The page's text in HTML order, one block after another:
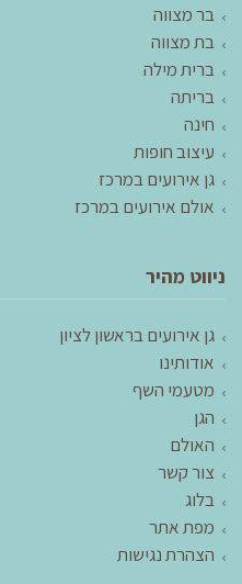
בר מצווה
בת מצווה
ברית מילה
בריתה
חינה
עיצוב חופות
גן אירועים במרכז
אולם אירועים במרכז
ניווט מהיר
גן אירועים בראשון לציון
אודותינו
מטעמי השף
הגן
האולם
צור קשר
בלוג
מפת אתר
הצהרת נגישות